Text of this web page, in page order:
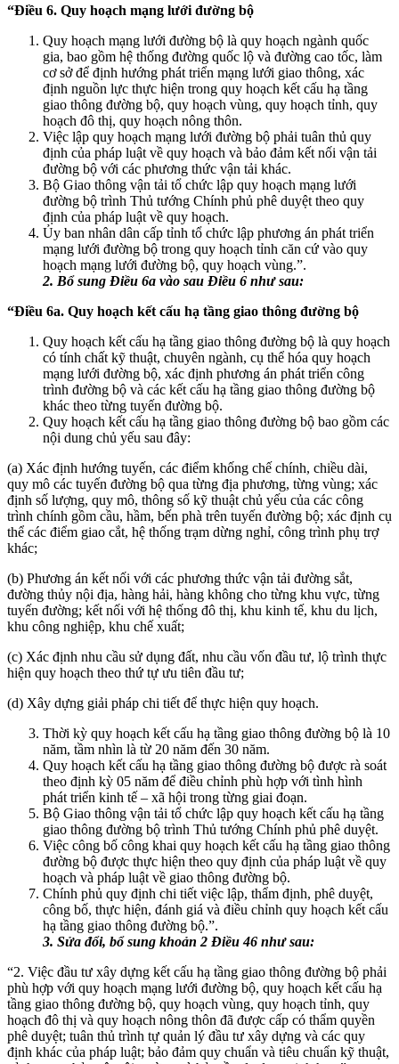
“Điều 6. Quy hoạch mạng lưới đường bộ
Quy hoạch mạng lưới đường bộ là quy hoạch ngành quốc
gia, bao gồm hệ thống đường quốc lộ và đường cao tốc, làm
cơ sở để định hướng phát triển mạng lưới giao thông, xác
định nguồn lực thực hiện trong quy hoạch kết cấu hạ tầng
giao thông đường bộ, quy hoạch vùng, quy hoạch tỉnh, quy
hoạch đô thị, quy hoạch nông thôn.
Việc lập quy hoạch mạng lưới đường bộ phải tuân thủ quy
định của pháp luật về quy hoạch và bảo đảm kết nối vận tải
đường bộ với các phương thức vận tải khác.
Bộ Giao thông vận tải tổ chức lập quy hoạch mạng lưới
đường bộ trình Thủ tướng Chính phủ phê duyệt theo quy
định của pháp luật về quy hoạch.
Ủy ban nhân dân cấp tỉnh tổ chức lập phương án phát triển
mạng lưới đường bộ trong quy hoạch tỉnh căn cứ vào quy
hoạch mạng lưới đường bộ, quy hoạch vùng.”.
2. Bổ sung Điều 6a vào sau Điều 6 như sau:
“Điều 6a. Quy hoạch kết cấu hạ tầng giao thông đường bộ
Quy hoạch kết cấu hạ tầng giao thông đường bộ là quy hoạch
có tính chất kỹ thuật, chuyên ngành, cụ thể hóa quy hoạch
mạng lưới đường bộ, xác định phương án phát triển công
trình đường bộ và các kết cấu hạ tầng giao thông đường bộ
khác theo từng tuyến đường bộ.
Quy hoạch kết cấu hạ tầng giao thông đường bộ bao gồm các
nội dung chủ yếu sau đây:
(a) Xác định hướng tuyến, các điểm khống chế chính, chiều dài,
quy mô các tuyến đường bộ qua từng địa phương, từng vùng; xác
định số lượng, quy mô, thông số kỹ thuật chủ yếu của các công
trình chính gồm cầu, hầm, bến phà trên tuyến đường bộ; xác định cụ
thể các điểm giao cắt, hệ thống trạm dừng nghỉ, công trình phụ trợ
khác;
(b) Phương án kết nối với các phương thức vận tải đường sắt,
đường thủy nội địa, hàng hải, hàng không cho từng khu vực, từng
tuyến đường; kết nối với hệ thống đô thị, khu kinh tế, khu du lịch,
khu công nghiệp, khu chế xuất;
(c) Xác định nhu cầu sử dụng đất, nhu cầu vốn đầu tư, lộ trình thực
hiện quy hoạch theo thứ tự ưu tiên đầu tư;
(d) Xây dựng giải pháp chi tiết để thực hiện quy hoạch.
Thời kỳ quy hoạch kết cấu hạ tầng giao thông đường bộ là 10
năm, tầm nhìn là từ 20 năm đến 30 năm.
Quy hoạch kết cấu hạ tầng giao thông đường bộ được rà soát
theo định kỳ 05 năm để điều chỉnh phù hợp với tình hình
phát triển kinh tế – xã hội trong từng giai đoạn.
Bộ Giao thông vận tải tổ chức lập quy hoạch kết cấu hạ tầng
giao thông đường bộ trình Thủ tướng Chính phủ phê duyệt.
Việc công bố công khai quy hoạch kết cấu hạ tầng giao thông
đường bộ được thực hiện theo quy định của pháp luật về quy
hoạch và pháp luật về giao thông đường bộ.
Chính phủ quy định chi tiết việc lập, thẩm định, phê duyệt,
công bố, thực hiện, đánh giá và điều chỉnh quy hoạch kết cấu
hạ tầng giao thông đường bộ.”.
3. Sửa đổi, bổ sung khoản 2 Điều 46 như sau:
“2. Việc đầu tư xây dựng kết cấu hạ tầng giao thông đường bộ phải
phù hợp với quy hoạch mạng lưới đường bộ, quy hoạch kết cấu hạ
tầng giao thông đường bộ, quy hoạch vùng, quy hoạch tỉnh, quy
hoạch đô thị và quy hoạch nông thôn đã được cấp có thẩm quyền
phê duyệt; tuân thủ trình tự quản lý đầu tư xây dựng và các quy
định khác của pháp luật; bảo đảm quy chuẩn và tiêu chuẩn kỹ thuật,